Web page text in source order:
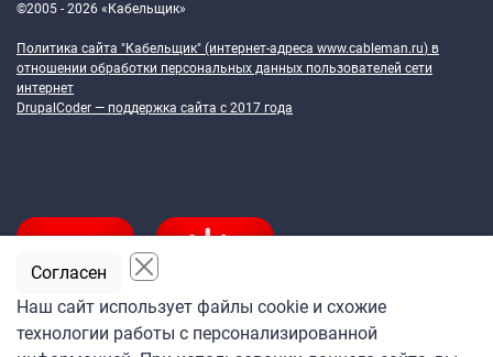
©2005 - 2026 «Кабельщик»
Политика сайта "Кабельщик" (интернет-адреса www.cableman.ru) в
отношении обработки персональных данных пользователей сети
интернет
DrupalCoder — поддержка сайта c 2017 года
Наш сайт использует файлы cookie и схожие
технологии работы с персонализированной
Согласен